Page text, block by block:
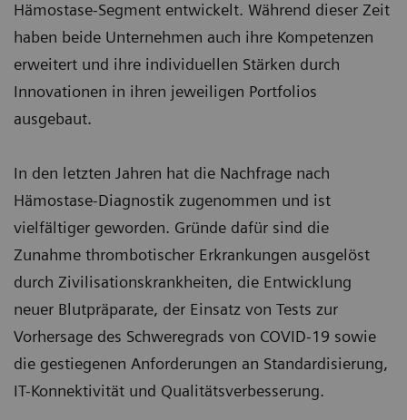
Hämostase-Segment entwickelt. Während dieser Zeit
haben beide Unternehmen auch ihre Kompetenzen
erweitert und ihre individuellen Stärken durch
Innovationen in ihren jeweiligen Portfolios
ausgebaut.
In den letzten Jahren hat die Nachfrage nach
Hämostase-Diagnostik zugenommen und ist
vielfältiger geworden. Gründe dafür sind die
Zunahme thrombotischer Erkrankungen ausgelöst
durch Zivilisationskrankheiten, die Entwicklung
neuer Blutpräparate, der Einsatz von Tests zur
Vorhersage des Schweregrads von COVID-19 sowie
die gestiegenen Anforderungen an Standardisierung,
IT-Konnektivität und Qualitätsverbesserung.